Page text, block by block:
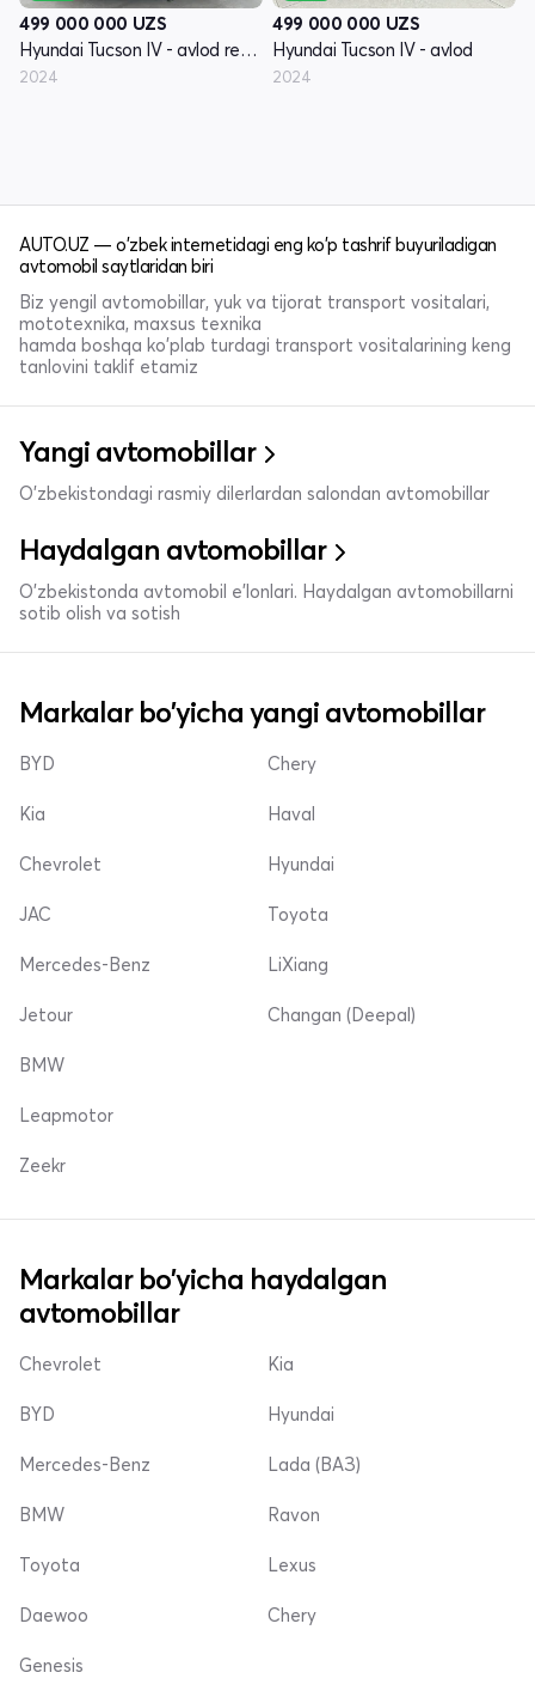
499 000 000 UZS
Hyundai Tucson IV - avlod restyling
2024
499 000 000 UZS
Hyundai Tucson IV - avlod
2024
AUTO.UZ — o'zbek internetidagi eng ko'p tashrif buyuriladigan
avtomobil saytlaridan biri
Biz yengil avtomobillar, yuk va tijorat transport vositalari,
mototexnika, maxsus texnika
hamda boshqa ko'plab turdagi transport vositalarining keng
tanlovini taklif etamiz
Yangi avtomobillar
O'zbekistondagi rasmiy dilerlardan salondan avtomobillar
Haydalgan avtomobillar
O'zbekistonda avtomobil e’lonlari. Haydalgan avtomobillarni
sotib olish va sotish
Markalar bo'yicha yangi avtomobillar
BYD
Kia
Chevrolet
Chery
Haval
Hyundai
JAC
Mercedes-Benz
Jetour
Toyota
LiXiang
Changan (Deepal)
BMW
Leapmotor
Zeekr
Markalar bo'yicha haydalgan
avtomobillar
Chevrolet
BYD
Mercedes-Benz
Kia
Hyundai
Lada (ВАЗ)
BMW
Toyota
Daewoo
Ravon
Lexus
Chery
Genesis